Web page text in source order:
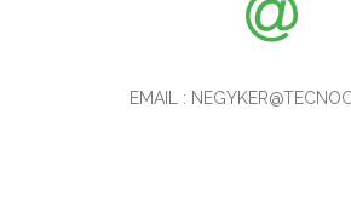
EMAIL :